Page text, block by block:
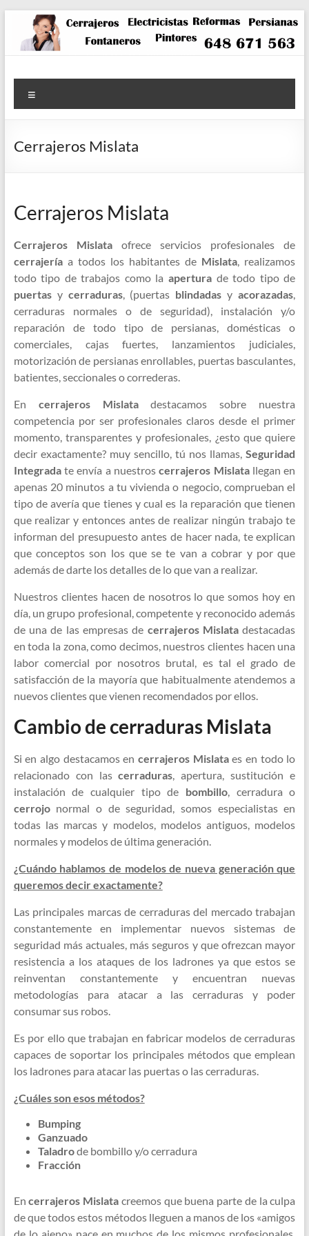
contenido
Cerrajeros Mislata
Cerrajeros Mislata
Cerrajeros Mislataofrece servicios profesionales de
cerrajeríaa todos los habitantes de Mislata, realizamos
todo tipo de trabajos como laapertura de todo tipo de
puertasy cerraduras, (puertas blindadas yacorazadas,
cerraduras normales o de seguridad), instalación y/o
reparación de todo tipo de persianas, domésticas o
comerciales, cajas fuertes, lanzamientos judiciales,
motorización de persianas enrollables, puertas basculantes,
batientes, seccionales o correderas.
En cerrajeros Mislatadestacamos sobre nuestra
competencia por ser profesionales claros desde el primer
momento, transparentes y profesionales, ¿esto que quiere
decir exactamente? muy sencillo, tú nos llamas,Seguridad
Integradate envía a nuestroscerrajeros Mislatallegan en
apenas 20 minutos a tu vivienda o negocio, comprueban el
tipo de avería que tienes y cual es la reparación que tienen
que realizar y entonces antes de realizar ningún trabajo te
informan del presupuesto antes de hacer nada, te explican
que conceptos son los que se te van a cobrar y por que
además de darte los detalles de lo que van a realizar.
Nuestros clientes hacen de nosotros lo que somos hoy en
día, un grupo profesional, competente y reconocido además
de una de las empresas de cerrajeros Mislatadestacadas
en toda la zona, como decimos, nuestros clientes hacen una
labor comercial por nosotros brutal, es tal el grado de
satisfacción de la mayoría que habitualmente atendemos a
nuevos clientes que vienen recomendados por ellos.
Cambio de cerraduras Mislata
Si en algo destacamos en cerrajeros Mislataes en todo lo
relacionado con lascerraduras, apertura, sustitución e
instalación de cualquier tipo de bombillo, cerradura o
cerrojonormal o de seguridad, somos especialistas en
todas las marcas y modelos, modelos antiguos, modelos
normales y modelos de última generación.
¿Cuándo hablamos de modelos de nueva generación que
queremos decir exactamente?
Las principales marcas de cerraduras del mercado trabajan
constantemente en implementar nuevos sistemas de
seguridad más actuales, más seguros y que ofrezcan mayor
resistencia a los ataques de los ladrones ya que estos se
reinventan constantemente y encuentran nuevas
metodologías para atacar a las cerraduras y poder
consumar sus robos.
Es por ello que trabajan en fabricar modelos de cerraduras
capaces de soportar los principales métodos que emplean
los ladrones para atacar las puertas o las cerraduras.
¿Cuáles son esos métodos?
Bumping
Ganzuado
Taladrode bombillo y/o cerradura
Fracción
Encerrajeros Mislata creemos que buena parte de la culpa
de que todos estos métodos lleguen a manos de los «amigos